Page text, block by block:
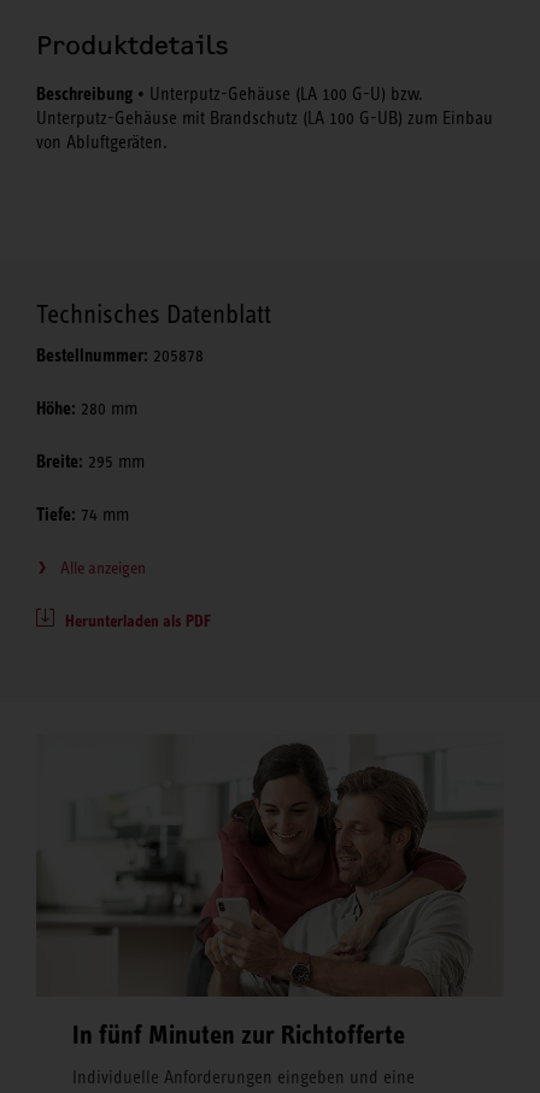
Produktdetails
Beschreibung • Unterputz-Gehäuse (LA 100 G-U) bzw.
Unterputz-Gehäuse mit Brandschutz (LA 100 G-UB) zum Einbau
von Abluftgeräten.
Technisches Datenblatt
Bestellnummer: 205878
Höhe: 280 mm
Breite: 295 mm
Tiefe: 74 mm
Alle anzeigen
Herunterladen als PDF
In fünf Minuten zur Richtofferte
Individuelle Anforderungen eingeben und eine